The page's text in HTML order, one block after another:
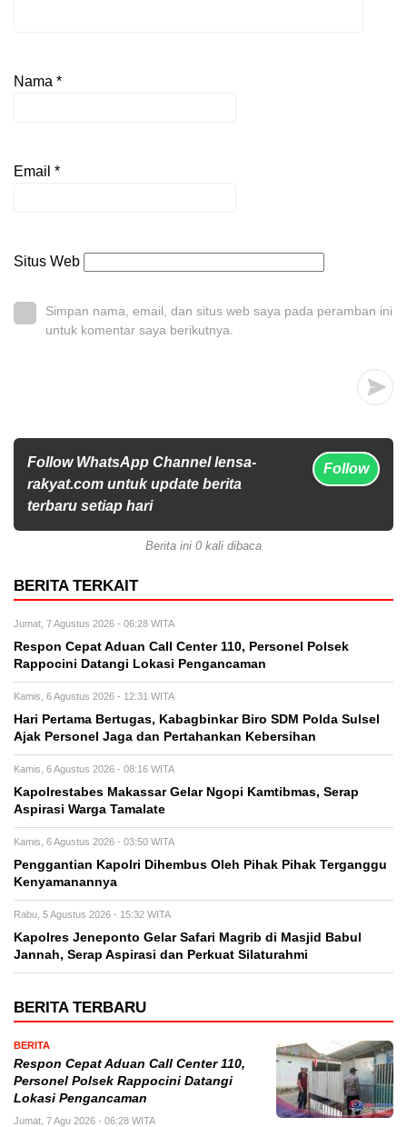
Nama *
Email *
Situs Web
Simpan nama, email, dan situs web saya pada peramban ini
untuk komentar saya berikutnya.
Follow WhatsApp Channel lensa-
rakyat.com untuk update berita
terbaru setiap hari
Follow
Berita ini 0 kali dibaca
BERITA TERKAIT
Jumat, 7 Agustus 2026 - 06:28 WITA
Respon Cepat Aduan Call Center 110, Personel Polsek
Rappocini Datangi Lokasi Pengancaman
Kamis, 6 Agustus 2026 - 12:31 WITA
Hari Pertama Bertugas, Kabagbinkar Biro SDM Polda Sulsel
Ajak Personel Jaga dan Pertahankan Kebersihan
Kamis, 6 Agustus 2026 - 08:16 WITA
Kapolrestabes Makassar Gelar Ngopi Kamtibmas, Serap
Aspirasi Warga Tamalate
Kamis, 6 Agustus 2026 - 03:50 WITA
Penggantian Kapolri Dihembus Oleh Pihak Pihak Terganggu
Kenyamanannya
Rabu, 5 Agustus 2026 - 15:32 WITA
Kapolres Jeneponto Gelar Safari Magrib di Masjid Babul
Jannah, Serap Aspirasi dan Perkuat Silaturahmi
BERITA TERBARU
BERITA
Respon Cepat Aduan Call Center 110,
Personel Polsek Rappocini Datangi
Lokasi Pengancaman
Jumat, 7 Agu 2026 - 06:28 WITA